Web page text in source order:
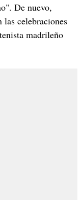
De nuevo,
las celebraciones
madrileño